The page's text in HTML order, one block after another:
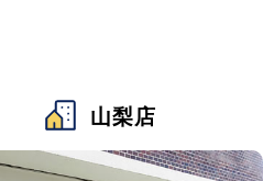
山梨店